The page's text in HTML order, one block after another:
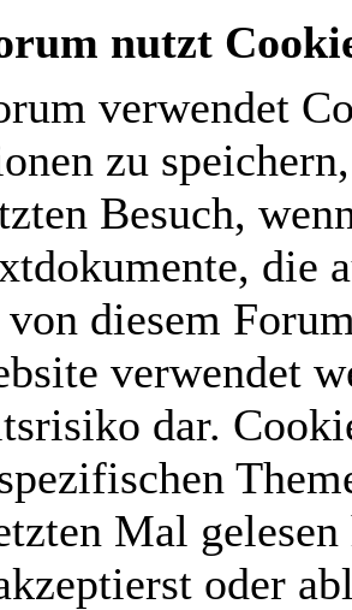
nutzt
verwendet
zu
Besuch,
die
diesem
verwendet
dar.
Mal
oder